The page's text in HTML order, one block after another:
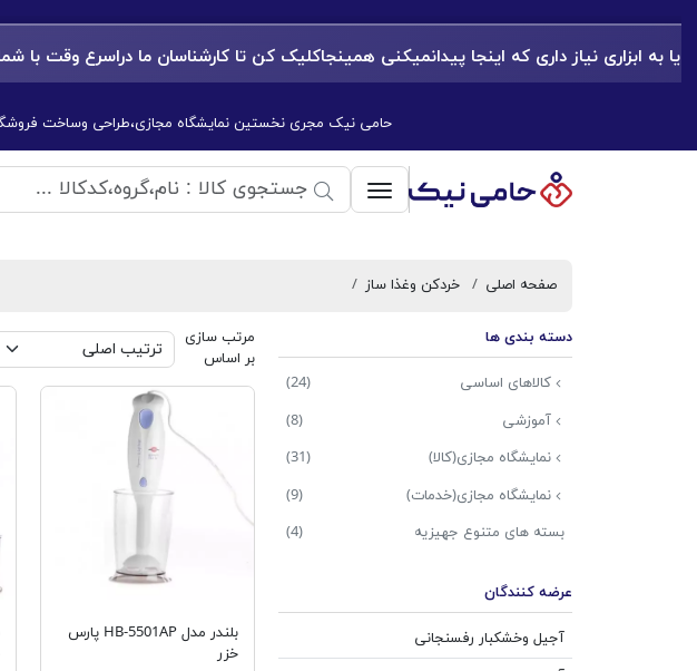
ابزاری نیاز داری که اینجا پیدانمیکنی همینجاکلیک کن تا کارشناسان ما دراسرع وقت با شما
حامی نیک مجری نخستین نمایشگاه مجازی،طراحی وساخت
فروشگاه‌های زنجیره‌ای حامی نیک
صفحه اصلی خردکن وغذا ساز
دسته بندی ها
کالاهای اساسی
(24)
آموزشی
(8)
نمایشگاه مجازی(کالا)
(31)
نمایشگاه مجازی(خدمات)
(9)
بسته های متنوع جهیزیه
(4)
عرضه کنندگان
آجیل وخشکبار رفسنجانی
مخلوط کن - بلندر
مرتب سازی
بر اساس
بلندر مدل HB-5501AP پارس
خزر